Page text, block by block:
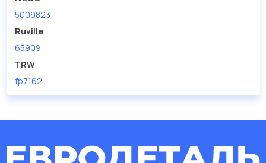
5009823
Ruville
65909
TRW
fp7162